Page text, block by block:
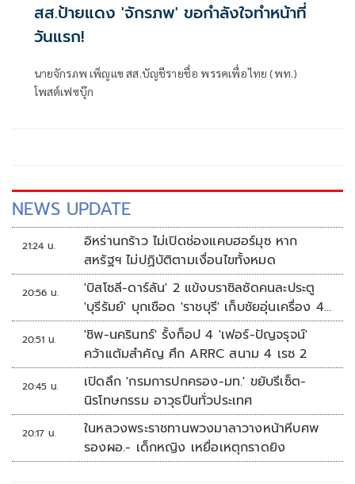
สส.ป้ายแดง 'จักรภพ' ขอกำลังใจทำหน้าที่
วันแรก!
นายจักรภพ เพ็ญแข สส.บัญชีรายชื่อ พรรคเพื่อไทย (พท.)
โพสต์เฟซบุ๊ก
NEWS UPDATE
21:24 น.
อิหร่านกร้าว ไม่เปิดช่องแคบฮอร์มุซ หาก
สหรัฐฯ ไม่ปฏิบัติตามเงื่อนไขทั้งหมด
20:56 น.
'บิสโซลี-ดาร์ลัน' 2 แข้งบราซิลซัดคนละประตู
'บุรีรัมย์' บุกเชือด 'ราชบุรี' เก็บชัยอุ่นเครื่อง 4
นัดรวด
20:51 น.
'ชิพ-นครินทร์' รั้งท็อป 4 'เฟอร์-ปัญจรุจน์'
คว้าแต้มสำคัญ ศึก ARRC สนาม 4 เรซ 2
20:45 น.
เปิดลึก 'กรมการปกครอง-มท.' ขยับรีเซ็ต-
นิรโทษกรรม อาวุธปืนทั่วประเทศ
20:17 น.
ในหลวงพระราชทานพวงมาลาวางหน้าหีบศพ
รองผอ.- เด็กหญิง เหยื่อเหตุกราดยิง